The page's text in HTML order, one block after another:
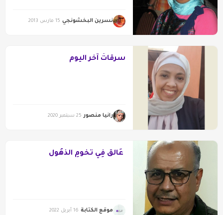
نسرين البخشونجي 15 مارس 2013
سرقاتُ آخر اليوم
رانيا منصور 25 سبتمبر 2020
عَالقٌ فِي تُخومِ الذهُول
موقع الكتابة 16 أبريل 2022